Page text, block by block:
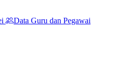
Data Guru dan Pegawai